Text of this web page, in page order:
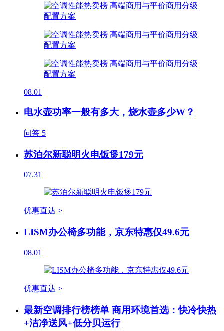
08.01
电水壶功率一般有多大，烧水壶多少W？
问答 5
苏泊尔新聪明火电饭煲179元
07.31
优惠直达 >
LISM办公椅多功能，京东特惠仅49.6元
08.01
优惠直达 >
最新空调排行榜榜单 商用环境首选：快冷快热
+洁净送风+低分贝运行